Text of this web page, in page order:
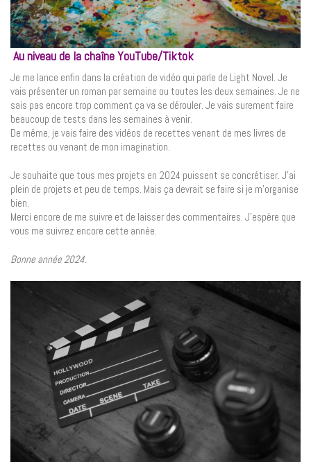
Au niveau de la chaîne YouTube/Tiktok
Je me lance enfin dans la création de vidéo qui parle de Light Novel. Je
vais présenter un roman par semaine ou toutes les deux semaines. Je ne
sais pas encore trop comment ça va se dérouler. Je vais surement faire
beaucoup de tests dans les semaines à venir.
De même, je vais faire des vidéos de recettes venant de mes livres de
recettes ou venant de mon imagination.
Je souhaite que tous mes projets en 2024 puissent se concrétiser. J’ai
plein de projets et peu de temps. Mais ça devrait se faire si je m’organise
bien.
Merci encore de me suivre et de laisser des commentaires. J’espère que
vous me suivrez encore cette année.
Bonne année 2024.